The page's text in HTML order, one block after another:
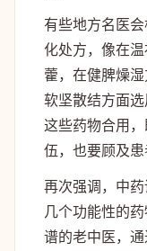
有些地方名医
化处方，像在
藿，在健脾燥
软坚散结方面选
这些药物合用
伍，也要顾及患
再次强调，中
几个功能性的
谱的老中医，